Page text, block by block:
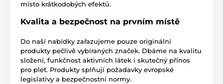
místo krátkodobých efektů.
Kvalita a bezpečnost na prvním místě
Do naší nabídky zařazujeme pouze originální
produkty pečlivě vybíraných značek. Dbáme na kvalitu
složení, funkčnost aktivních látek i skutečný přínos
pro pleť. Produkty splňují požadavky evropské
legislativy a bezpečnostní normy.